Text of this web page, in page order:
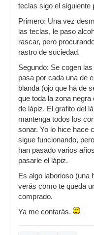
teclas sigo el siguiente
Primero: Una vez
las teclas, le paso
rascar, pero
rastro de suciedad.
Segundo: Se cogen
pasa por cada una de
blanda (ojo que ha de
que toda la zona negra
de lápiz. El grafito del
mantenga todos los
sonar. Yo lo hice hace
sigue funcionando,
han pasado varios
pasarle el lápiz.
Es algo laborioso (una
verás como te queda
comprado.
Ya me contarás.